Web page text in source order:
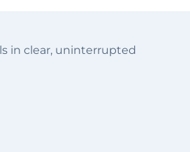
in clear, uninterrupted